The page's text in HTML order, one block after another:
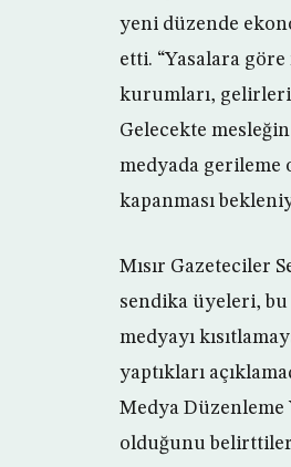
yeni düzende
etti. “Yasalara
kurumları,
Gelecekte
medyada gerileme
kapanması
Mısır Gazeteciler
sendika üyeleri, bu
medyayı
yaptıkları
Medya
olduğunu